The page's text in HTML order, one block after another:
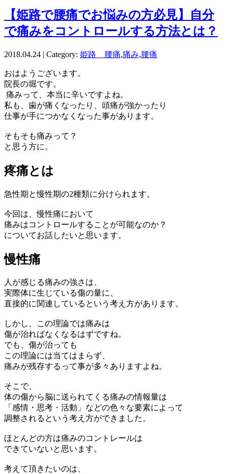
【姫路で腰痛でお悩みの方必見】自分
で痛みをコントロールする方法とは？
2018.04.24 | Category: 姫路 腰痛,痛み,腰痛
おはようございます。
院長の堀です。
痛みって、本当に辛いですよね。
私も、歯が痛くなったり、頭痛が強かったり
仕事が手につかなくなった事があります。
そもそも痛みって？
と思う方に。
疼痛とは
急性期と慢性期の2種類に分けられます。
今回は、慢性痛において
痛みはコントロールすることが可能なのか？
についてお話したいと思います。
慢性痛
人が感じる痛みの強さは、
実際体に生じている傷の量に、
直接的に関連しているという考え方があります。
しかし、この理論では痛みは
傷が治ればなくなるはずですね。
でも、傷が治っても
この理論には当てはまらず、
痛みが残存するって事が多々ありますよね。
そこで、
体の傷から脳に送られてくる痛みの情報量は
「感情・思考・活動」などの色々な要素によって
調整されるという考え方ができました。
ほとんどの方は痛みのコントレールは
できていないと思います。
考えて頂きたいのは、